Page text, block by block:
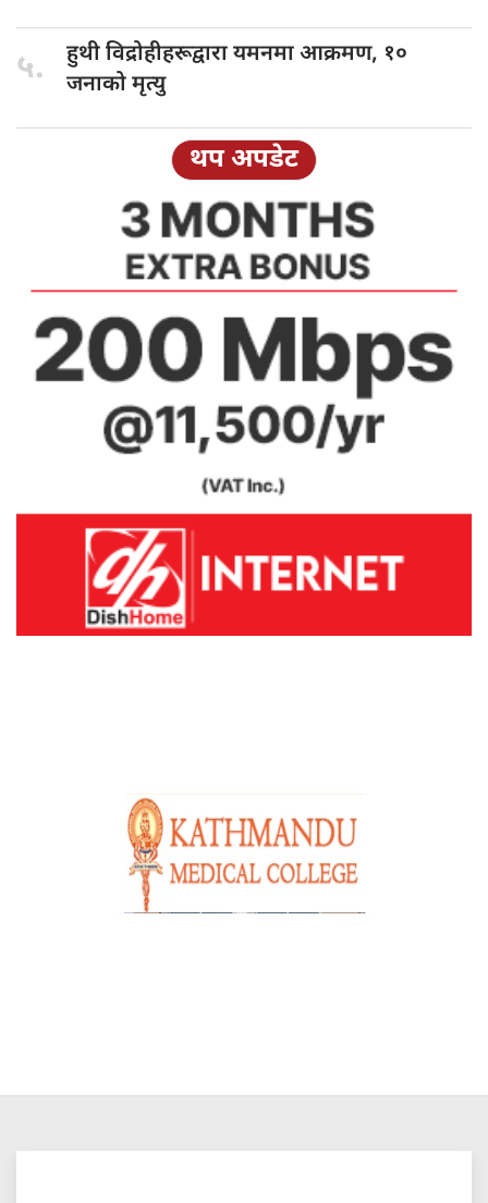
५. हुथी विद्रोहीहरूद्वारायमनमा आक्रमण, १०
जनाको मृत्यु
थप अपडेट